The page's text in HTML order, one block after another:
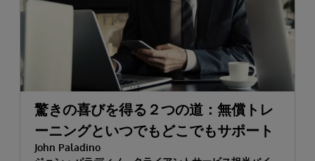
驚きの喜びを得る２つの道：無償トレ
ーニングといつでもどこでもサポート
John Paladino